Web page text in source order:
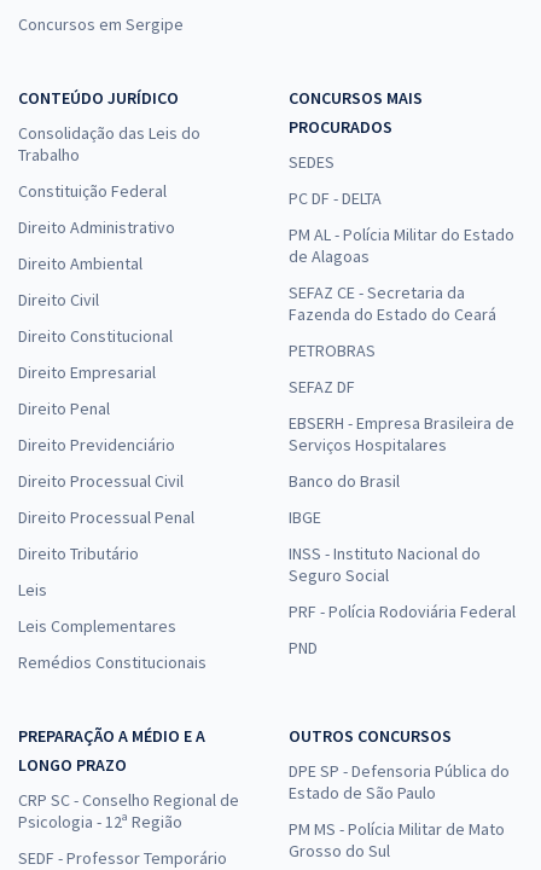
Concursos em Sergipe
CONTEÚDO JURÍDICO
Consolidação das Leis do
Trabalho
Constituição Federal
Direito Administrativo
Direito Ambiental
Direito Civil
Direito Constitucional
Direito Empresarial
Direito Penal
Direito Previdenciário
Direito Processual Civil
Direito Processual Penal
Direito Tributário
Leis
Leis Complementares
Remédios Constitucionais
CONCURSOS MAIS
PROCURADOS
SEDES
PC DF - DELTA
PM AL - Polícia Militar do Estado
de Alagoas
SEFAZ CE - Secretaria da
Fazenda do Estado do Ceará
PETROBRAS
SEFAZ DF
EBSERH - Empresa Brasileira de
Serviços Hospitalares
Banco do Brasil
IBGE
INSS - Instituto Nacional do
Seguro Social
PRF - Polícia Rodoviária Federal
PND
PREPARAÇÃO A MÉDIO E A
LONGO PRAZO
CRP SC - Conselho Regional de
Psicologia - 12ª Região
SEDF - Professor Temporário
OUTROS CONCURSOS
DPE SP - Defensoria Pública do
Estado de São Paulo
PM MS - Polícia Militar de Mato
Grosso do Sul